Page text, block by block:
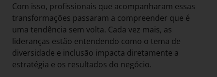
Com isso, profissionais que acompanharam essas
transformações passaram a compreender que é
uma tendência sem volta. Cada vez mais, as
lideranças estão entendendo como o tema de
diversidade e inclusão impacta diretamente a
estratégia e os resultados do negócio.